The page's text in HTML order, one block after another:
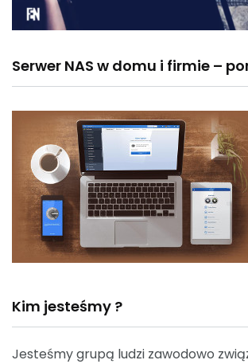
Serwer NAS w domu i firmie –
Kim jesteśmy ?
Jesteśmy grupą ludzi zawodowo